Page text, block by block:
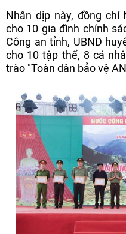
Nhân dịp này, đồng chí
cho 10 gia đình chính
Công an tỉnh, UBND
cho 10 tập thể, 8 cá
trào "Toàn dân bảo vệ